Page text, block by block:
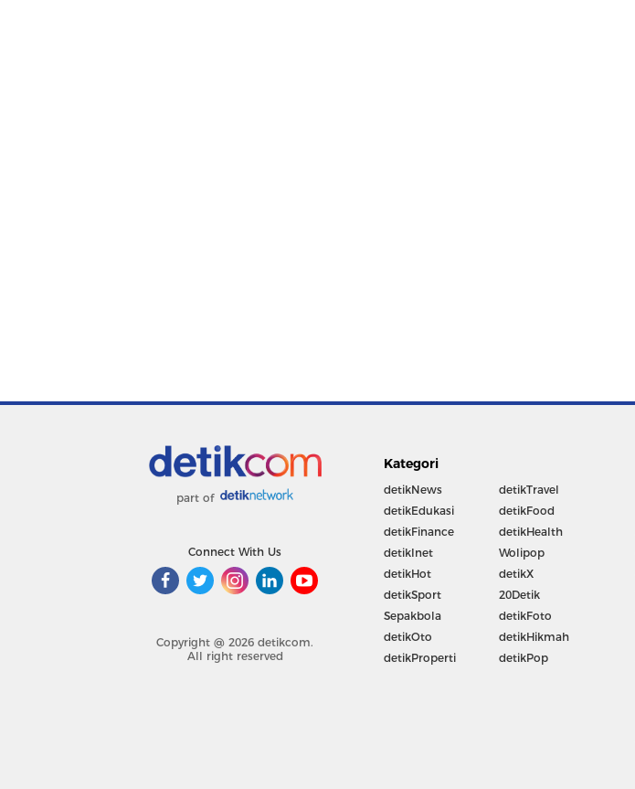
part of
Connect With Us
Copyright @ 2026 detikcom.
All right reserved
Kategori
detikNews
detikEdukasi
detikFinance
detikInet
detikHot
detikSport
Sepakbola
detikOto
detikProperti
detikTravel
detikFood
detikHealth
Wolipop
detikX
20Detik
detikFoto
detikHikmah
detikPop